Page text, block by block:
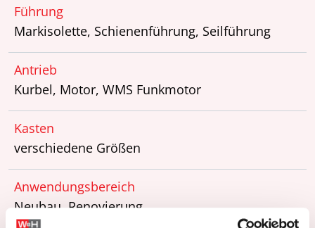
Führung
Markisolette, Schienenführung, Seilführung
Antrieb
Kurbel, Motor, WMS Funkmotor
Kasten
verschiedene Größen
Anwendungsbereich
Neubau, Renovierung